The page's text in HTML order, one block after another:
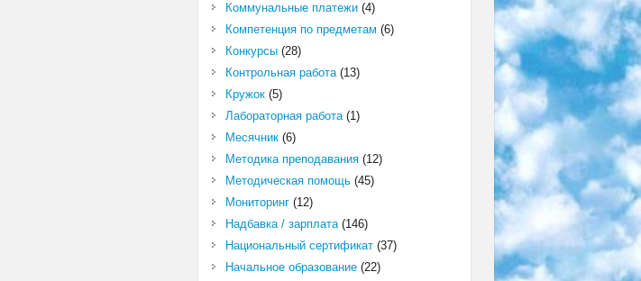
Коммунальные платежи(4)
Компетенция по предметам (6)
Конкурсы(28)
Контрольная работа(13)
Кружок(5)
Лабораторная работа(1)
Месячник(6)
Методика преподавания(12)
Методическая помощь(45)
Мониторинг(12)
Надбавка / зарплата(146)
Национальный сертификат(37)
Начальное образование(22)